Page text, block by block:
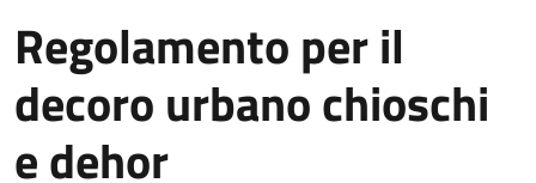
Regolamento per il
decoro urbano chioschi
e dehor